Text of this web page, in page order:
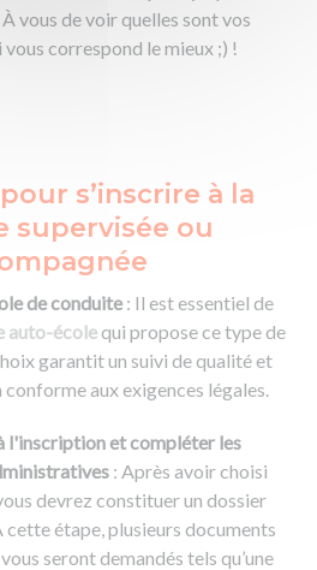
vous de voir quelles sont vos
correspond le mieux ;) !
s’inscrire à la
supervisée ou
de conduite: Il est essentiel de
auto-écolequi propose ce type de
garantit un suivi de qualité et
aux exigences légales.
l'inscription et compléter les
: Après avoir choisi
devrez constituer un dossier
cette étape, plusieurs documents
seront demandés tels qu’une